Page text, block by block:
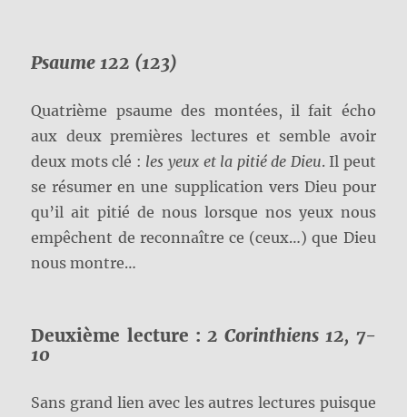
Psaume 122 (123)
Quatrième psaume des montées, il fait écho
aux deux premières lectures et semble avoir
deux mots clé : les yeux et la pitié de Dieu. Il peut
se résumer en une supplication vers Dieu pour
qu’il ait pitié de nous lorsque nos yeux nous
empêchent de reconnaître ce (ceux…) que Dieu
nous montre…
Deuxième lecture : 2 Corinthiens 12, 7-
10
Sans grand lien avec les autres lectures puisque